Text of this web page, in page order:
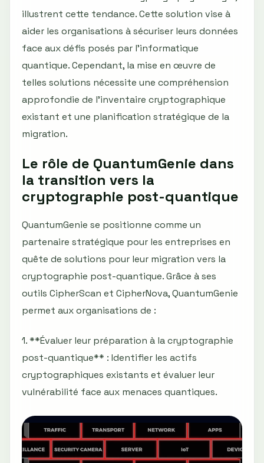
illustrent cette tendance. Cette solution vise à
aider les organisations à sécuriser leurs données
face aux défis posés par l'informatique
quantique. Cependant, la mise en œuvre de
telles solutions nécessite une compréhension
approfondie de l'inventaire cryptographique
existant et une planification stratégique de la
migration.
Le rôle de QuantumGenie dans
la transition vers la
cryptographie post-quantique
QuantumGenie se positionne comme un
partenaire stratégique pour les entreprises en
quête de solutions pour leur migration vers la
cryptographie post-quantique. Grâce à ses
outils CipherScan et CipherNova, QuantumGenie
permet aux organisations de :
1. **Évaluer leur préparation à la cryptographie
post-quantique** : Identifier les actifs
cryptographiques existants et évaluer leur
vulnérabilité face aux menaces quantiques.